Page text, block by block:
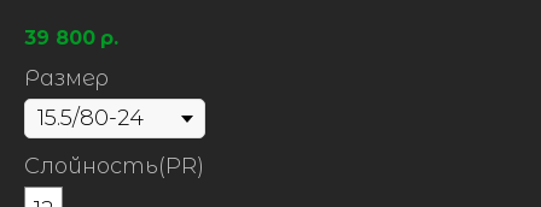
39 800 р.
Размер
Слойность(PR)